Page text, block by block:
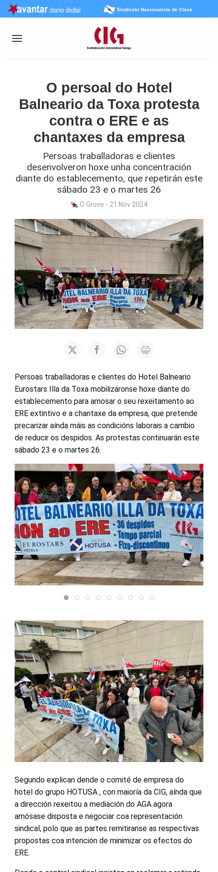
Sindicato Nacionalista de Clase
O persoal do Hotel
Balneario da Toxa protesta
contra o ERE e as
chantaxes da empresa
Persoas traballadoras e clientes
desenvolveron hoxe unha concentración
diante do establecemento, que repetirán este
sábado 23 e o martes 26
O Grove - 21 Nov 2024
Persoas traballadoras e clientes do Hotel Balneario
Eurostars Illa da Toxa mobilizáronse hoxe diante do
establecemento para amosar o seu rexeitamento ao
ERE extintivo e a chantaxe da empresa, que pretende
precarizar aínda máis as condicións laborais a cambio
de reducir os despidos. As protestas continuarán este
sábado 23 e o martes 26.
Segundo explican dende o comité de empresa do
hotel do grupo HOTUSA , con maioría da CIG, aínda que
a dirección rexeitou a mediación do AGA agora
amósase disposta e negociar coa representación
sindical, polo que as partes remitiranse as respectivas
propostas coa intención de minimizar os efectos do
ERE.